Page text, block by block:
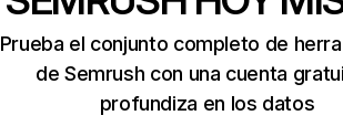
Prueba el conjunto completo de
de Semrush con una cuenta
profundiza en los datos